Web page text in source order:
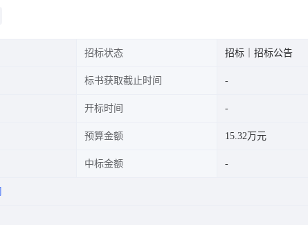
招标状态 招标｜招标公告
标书获取截止时间
开标时间
预算金额 15.32万元
中标金额